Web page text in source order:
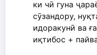
ки чӣ гуна
сӯзандору,
идоракунӣ ва
иқтибос +